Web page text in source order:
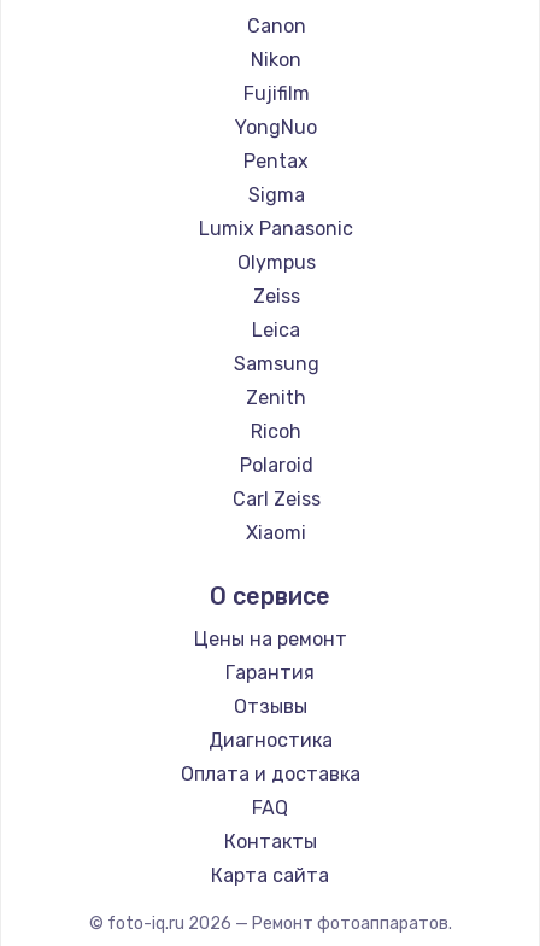
Ремонт фотоаппаратов Blackmagic
Canon
Nikon
Fujifilm
YongNuo
Pentax
Sigma
Lumix Panasonic
Olympus
Zeiss
Leica
Samsung
Zenith
Ricoh
Polaroid
Carl Zeiss
Xiaomi
Kodak
Blackmagic
О сервисе
Цены на ремонт
Гарантия
Отзывы
Диагностика
Оплата и доставка
FAQ
Контакты
Карта сайта
© foto-iq.ru 2026 — Ремонт фотоаппаратов.